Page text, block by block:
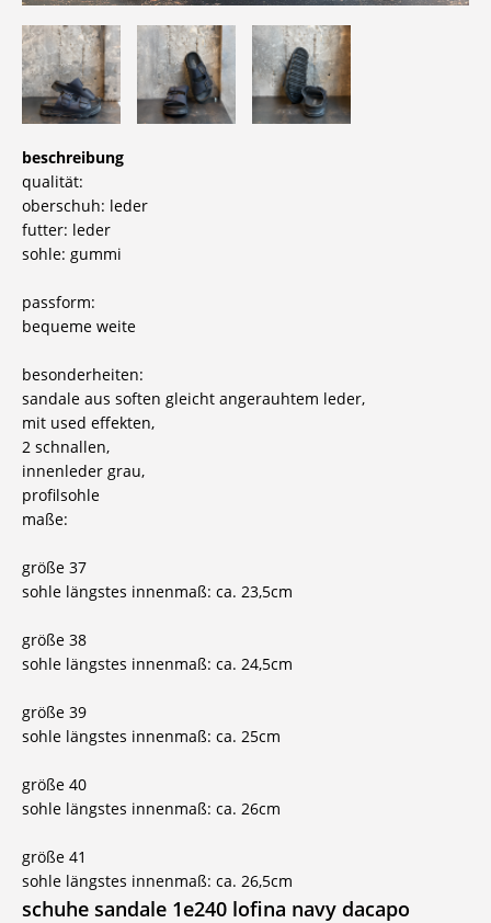
beschreibung
qualität:
oberschuh: leder
futter: leder
sohle: gummi
passform:
bequeme weite
besonderheiten:
sandale aus soften gleicht angerauhtem leder,
mit used effekten,
2 schnallen,
innenleder grau,
profilsohle
maße:
größe 37
sohle längstes innenmaß: ca. 23,5cm
größe 38
sohle längstes innenmaß: ca. 24,5cm
größe 39
sohle längstes innenmaß: ca. 25cm
größe 40
sohle längstes innenmaß: ca. 26cm
größe 41
sohle längstes innenmaß: ca. 26,5cm
schuhe sandale 1e240 lofina navy dacapo